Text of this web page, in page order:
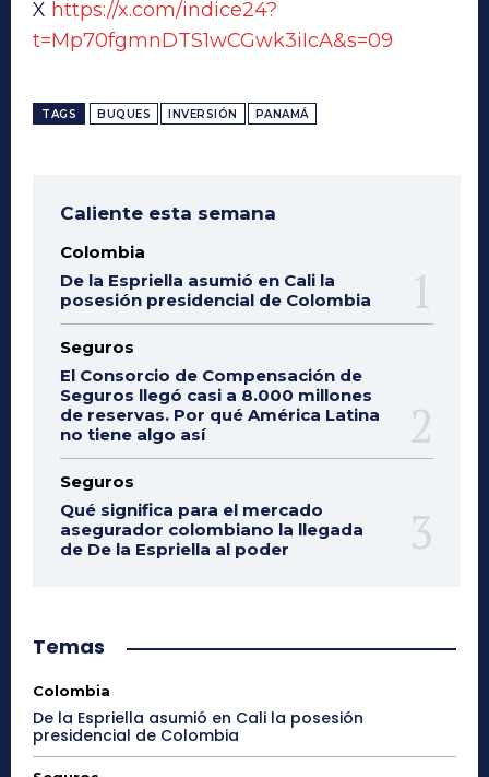
X https://x.com/indice24?
t=Mp70fgmnDTS1wCGwk3iIcA&s=09
TAGS BUQUES INVERSIÓN PANAMÁ
Caliente esta semana
Colombia
De la Espriella asumió en Cali la
posesión presidencial de Colombia
Seguros
El Consorcio de Compensación de
Seguros llegó casi a 8.000 millones
de reservas. Por qué América Latina
no tiene algo así
Seguros
Qué significa para el mercado
asegurador colombiano la llegada
de De la Espriella al poder
Temas
Colombia
De la Espriella asumió en Cali la posesión
presidencial de Colombia